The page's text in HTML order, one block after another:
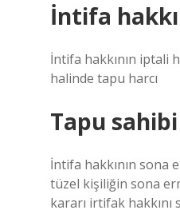
İntifa
İntifa hakkının iptali
halinde tapu harcı
Tapu
İntifa hakkının sona
tüzel kişiliğin sona
kararı irtifak hakkını